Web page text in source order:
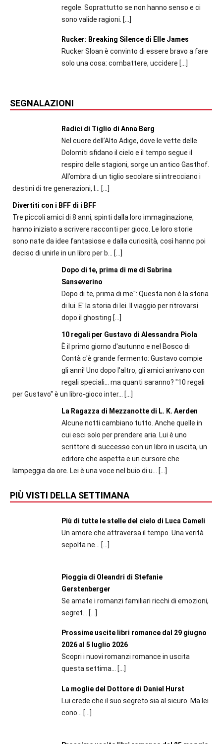
regole. Soprattutto se non hanno senso e ci
sono valide ragioni. […]
Rucker: Breaking Silence di Elle James
Rucker Sloan è convinto di essere bravo a fare
solo una cosa: combattere, uccidere […]
SEGNALAZIONI
Radici di Tiglio di Anna Berg
Nel cuore dell’Alto Adige, dove le vette delle
Dolomiti sfidano il cielo e il tempo segue il
respiro delle stagioni, sorge un antico Gasthof.
All’ombra di un tiglio secolare si intrecciano i
destini di tre generazioni, l...
[…]
Divertiti con i BFF di i BFF
Tre piccoli amici di 8 anni, spinti dalla loro immaginazione,
hanno iniziato a scrivere racconti per gioco. Le loro storie
sono nate da idee fantasiose e dalla curiosità, così hanno poi
deciso di unirle in un libro per b...
[…]
Dopo di te, prima di me di Sabrina
Sanseverino
Dopo di te, prima di me": Questa non è la storia
di lui. E' la storia di lei. Il viaggio per ritrovarsi
dopo il ghosting […]
10 regali per Gustavo di Alessandra Piola
È il primo giorno d'autunno e nel Bosco di
Contà c'è grande fermento: Gustavo compie
gli anni! Uno dopo l'altro, gli amici arrivano con
regali speciali... ma quanti saranno? "10 regali
per Gustavo" è un libro-gioco inter...
[…]
La Ragazza di Mezzanotte di L. K. Aerden
Alcune notti cambiano tutto. Anche quelle in
cui esci solo per prendere aria. Lui è uno
scrittore di successo con un libro in uscita, un
editore che aspetta e un cursore che
lampeggia da ore. Lei è una voce nel buio di u...
[…]
PIÙ VISTI DELLA SETTIMANA
Più di tutte le stelle del cielo di Luca Cameli
Un amore che attraversa il tempo. Una verità
sepolta ne...
[…]
Pioggia di Oleandri di Stefanie
Gerstenberger
Se amate i romanzi familiari ricchi di emozioni,
segret...
[…]
Prossime uscite libri romance dal 29 giugno
2026 al 5 luglio 2026
Scopri i nuovi romanzi romance in uscita
questa settima... […]
La moglie del Dottore di Daniel Hurst
Lui crede che il suo segreto sia al sicuro. Ma lei
cono...
[…]